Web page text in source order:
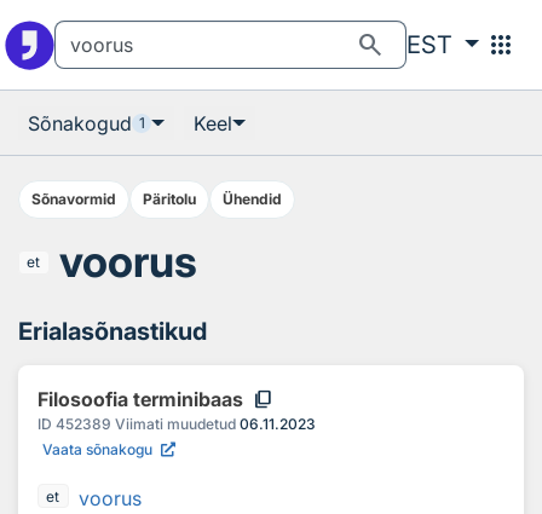
search EST apps
Sõnakogud 1 Keel
Sõnavormid Päritolu Ühendid
et voorus
Erialasõnastikud
Filosoofia terminibaas content_copy
ID 452389 Viimati muudetud 06.11.2023
Vaata sõnakogu
et voorus